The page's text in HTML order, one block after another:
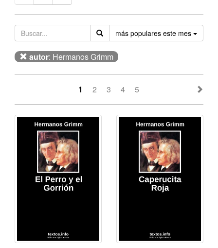
más populares este mes
autor: Hermanos Grimm
1 2 3 4 5